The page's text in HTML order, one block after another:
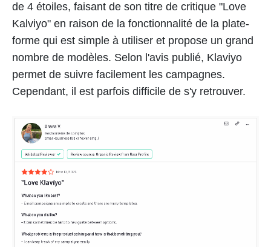
de 4 étoiles, faisant de son titre de critique "Love
Kalviyo" en raison de la fonctionnalité de la plate-
forme qui est simple à utiliser et propose un grand
nombre de modèles. Selon l'avis publié, Klaviyo
permet de suivre facilement les campagnes.
Cependant, il est parfois difficile de s'y retrouver.